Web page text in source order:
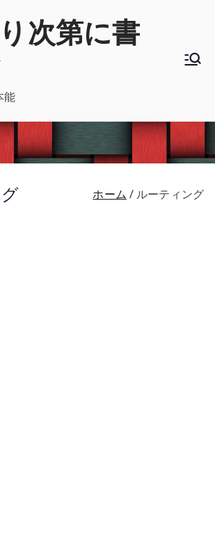
次第に書
能
ホーム ルーティング